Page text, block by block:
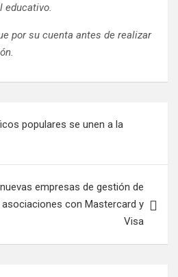
educativo.
por su cuenta antes de realizar
populares se unen a la
empresas de gestión de
con Mastercard y
Visa